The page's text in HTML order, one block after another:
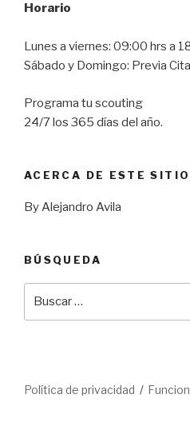
Horario
Lunes a viernes: 09:00 hrs a
Sábado y Domingo: Previa Cita
Programa tu scouting
24/7 los 365 días del año.
ACERCA DE ESTE SITIO
By Alejandro Avila
BÚSQUEDA
Política de privacidad